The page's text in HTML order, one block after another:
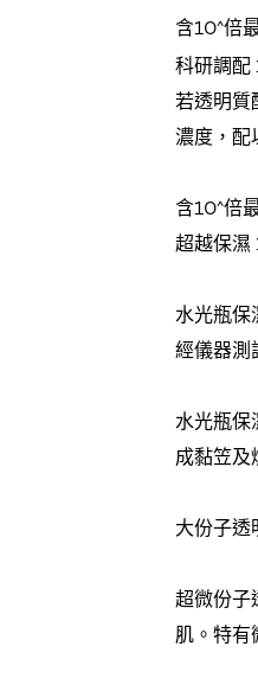
含10^倍
科研調配
若透明質
濃度，配
含10^倍
超越保濕
水光瓶保
經儀器測
水光瓶保
成黏笠及
大份子
超微份子
肌。特有